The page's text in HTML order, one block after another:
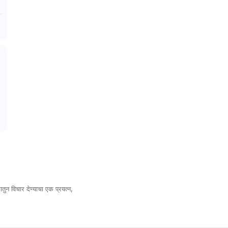
विचार देण्याचा एक प्रयत्न,